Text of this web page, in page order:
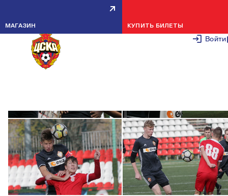
Войти
МАГАЗИН КУПИТЬ БИЛЕТЫ
СПАРТАК-2 U-15 — ПФК ЦСКА U-15 —
20 ОКТЯБРЯ